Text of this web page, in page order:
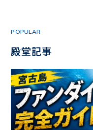
POPULAR
殿堂記事